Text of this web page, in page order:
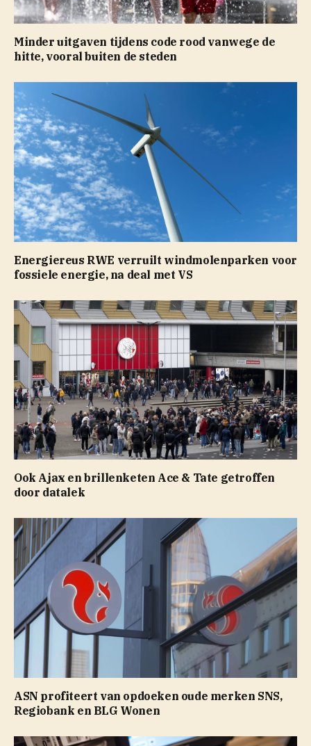
Minder uitgaven tijdens code rood vanwege de
hitte, vooral buiten de steden
Energiereus RWE verruilt windmolenparken voor
fossiele energie, na deal met VS
Ook Ajax en brillenketen Ace & Tate getroffen
door datalek
ASN profiteert van opdoeken oude merken SNS,
Regiobank en BLG Wonen